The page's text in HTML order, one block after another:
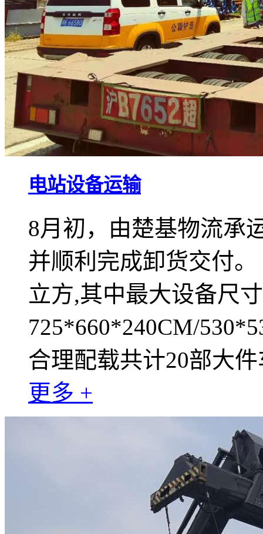
电站设备运输
8月初，由楚基物流承
并顺利完成卸货交付
立方,其中最大设备尺
725*660*240CM/
合理配载共计20部大
更多 +